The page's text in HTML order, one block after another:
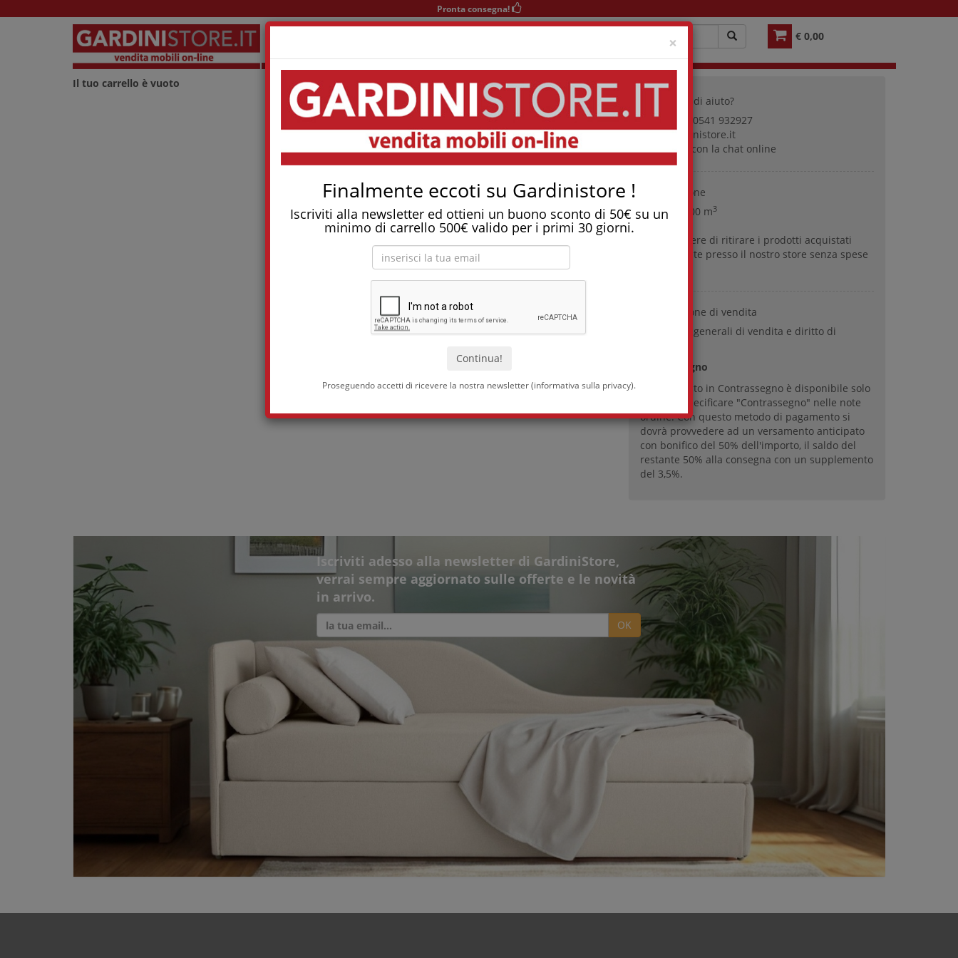
×
Finalmente eccoti su Gardinistore !
Iscriviti alla newsletter ed ottieni un buono sconto di 50€ su un
minimo di carrello 500€ valido per i primi 30 giorni.
Proseguendo accetti di ricevere la nostra newsletter (informativa sulla privacy).
Pronta consegna!
€ 0,00
Il tuo carrello è vuoto
Bisogno di aiuto?
Tel. +39 0541 932927
info@gardinistore.it
Contattaci con la chat online
Spedizione
Volume: 0,00 m3
Puoi scegliere di ritirare i prodotti acquistati
direttamente presso il nostro store senza spese
Condizione di vendita
Condizioni generali di vendita e diritto di
Contrassegno
Il pagamento in Contrassegno è disponibile solo
in Italia. Specificare "Contrassegno" nelle note
ordine. Con questo metodo di pagamento si
dovrà provvedere ad un versamento anticipato
con bonifico del 50% dell'importo, il saldo del
restante 50% alla consegna con un supplemento
del 3,5%.
Iscriviti adesso alla newsletter di GardiniStore,
verrai sempre aggiornato sulle offerte e le novità
in arrivo.
OK